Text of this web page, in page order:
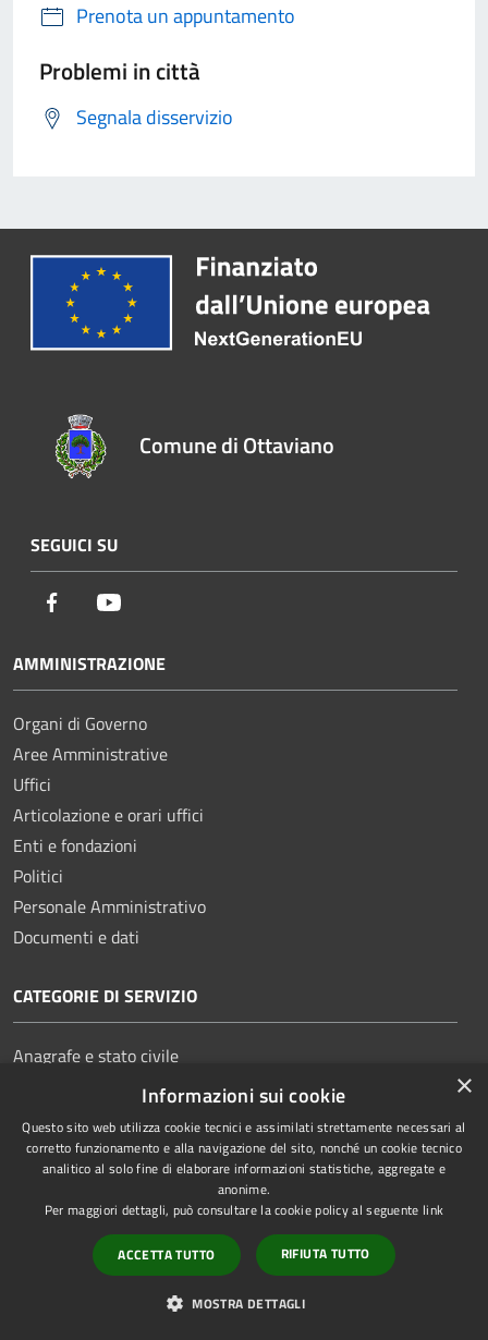
Prenota un appuntamento
Problemi in città
Segnala disservizio
Comune di Ottaviano
SEGUICI SU
Facebook
AMMINISTRAZIONE
Organi di Governo
Aree Amministrative
Uffici
Articolazione e orari uffici
Enti e fondazioni
Politici
Personale Amministrativo
Documenti e dati
CATEGORIE DI SERVIZIO
Anagrafe e stato civile
Cultura e tempo libero
Imprese e Commercio
Mobilità e trasporti
Salute, benessere e assistenza
×
Informazioni sui cookie
Questo sito web utilizza cookie tecnici e assimilati strettamente necessari al
corretto funzionamento e alla navigazione del sito, nonché un cookie tecnico
analitico al solo fine di elaborare informazioni statistiche, aggregate e
anonime.
Per maggiori dettagli, può consultare la cookie policy al seguente link
ACCETTA TUTTO RIFIUTA TUTTO
MOSTRA DETTAGLI